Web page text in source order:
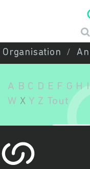
Organisation
A B C D E F G H I
W X Y Z Tout